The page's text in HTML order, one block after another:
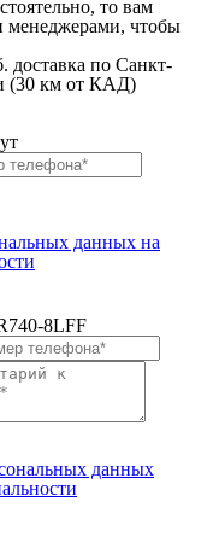
то вам
менеджерами, чтобы
доставка по Санкт-
(30 км от КАД)
данных на
8LFF
данных